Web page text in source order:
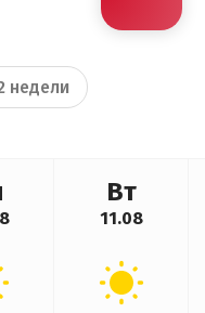
недели
Вт
11.08